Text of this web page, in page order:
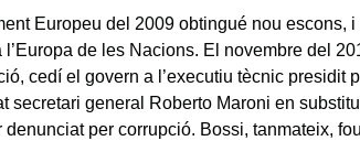
Europeu del 2009 obtingué nou escons, i
l’Europa de les Nacions. El novembre del
cedí el govern a l’executiu tècnic presidit
secretari general Roberto Maroni en
denunciat per corrupció. Bossi, tanmateix,